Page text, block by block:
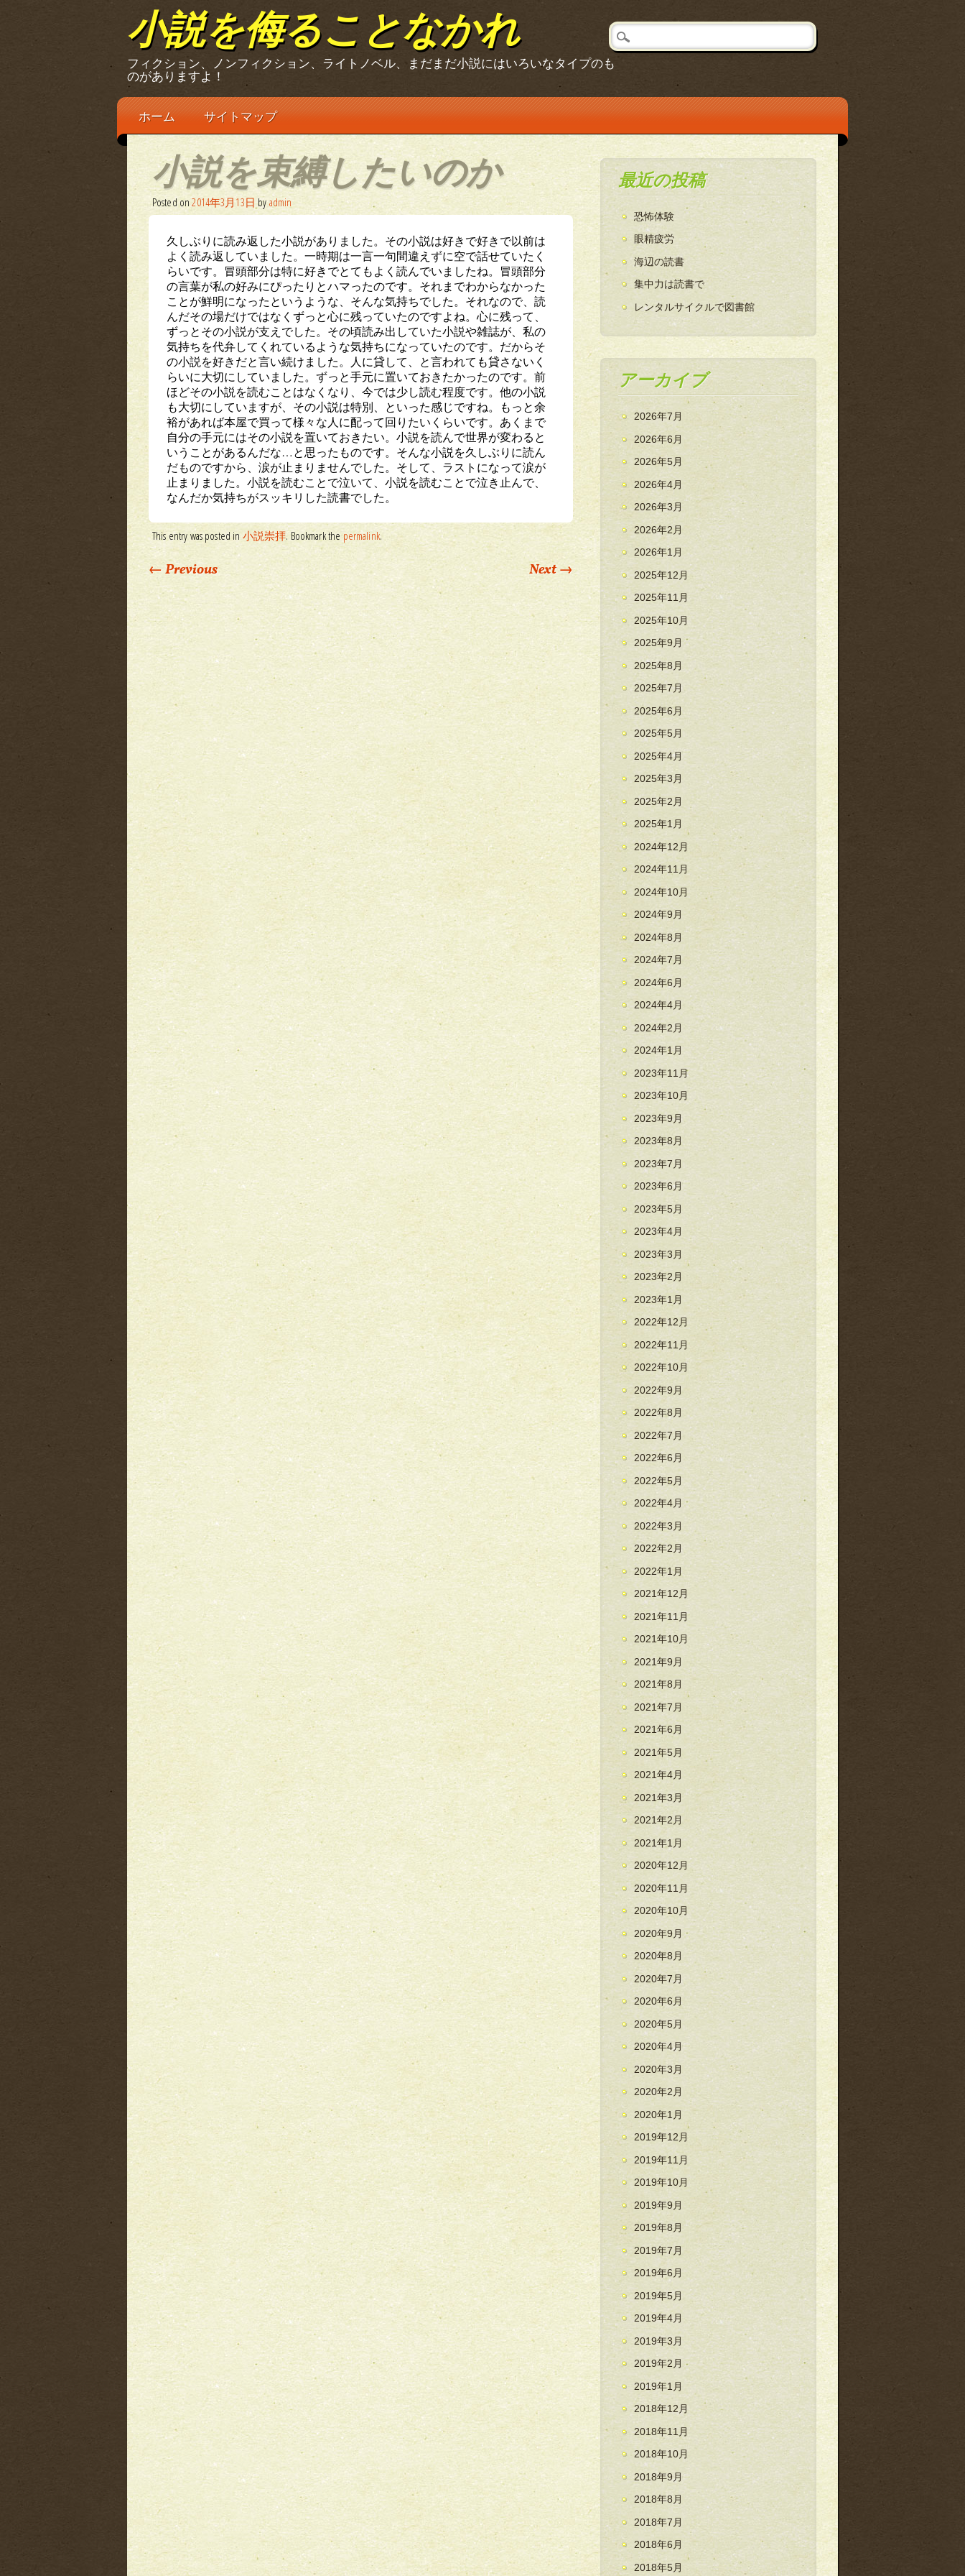
小説を侮ることなかれ
フィクション、ノンフィクション、ライトノベル、まだまだ小説にはいろいなタイプのも
のがありますよ！
Main menu
Skip
content
ホーム サイトマップ
小説を束縛したいのか
Posted on2014年3月13日 by admin
久しぶりに読み返した小説がありました。その小説は好きで好きで以前は
よく読み返していました。一時期は一言一句間違えずに空で話せていたく
らいです。冒頭部分は特に好きでとてもよく読んでいましたね。冒頭部分
の言葉が私の好みにぴったりとハマったのです。それまでわからなかった
ことが鮮明になったというような、そんな気持ちでした。それなので、読
んだその場だけではなくずっと心に残っていたのですよね。心に残って、
ずっとその小説が支えでした。その頃読み出していた小説や雑誌が、私の
気持ちを代弁してくれているような気持ちになっていたのです。だからそ
の小説を好きだと言い続けました。人に貸して、と言われても貸さないく
らいに大切にしていました。ずっと手元に置いておきたかったのです。前
ほどその小説を読むことはなくなり、今では少し読む程度です。他の小説
も大切にしていますが、その小説は特別、といった感じですね。もっと余
裕があれば本屋で買って様々な人に配って回りたいくらいです。あくまで
自分の手元にはその小説を置いておきたい。小説を読んで世界が変わると
いうことがあるんだな…と思ったものです。そんな小説を久しぶりに読ん
だものですから、涙が止まりませんでした。そして、ラストになって涙が
止まりました。小説を読むことで泣いて、小説を読むことで泣き止んで、
なんだか気持ちがスッキリした読書でした。
This entry was posted in 小説崇拝. Bookmark thepermalink.
Post navigation
←Previous Next→
最近の投稿
恐怖体験
眼精疲労
海辺の読書
集中力は読書で
レンタルサイクルで図書館
アーカイブ
2026年7月
2026年6月
2026年5月
2026年4月
2026年3月
2026年2月
2026年1月
2025年12月
2025年11月
2025年10月
2025年9月
2025年8月
2025年7月
2025年6月
2025年5月
2025年4月
2025年3月
2025年2月
2025年1月
2024年12月
2024年11月
2024年10月
2024年9月
2024年8月
2024年7月
2024年6月
2024年4月
2024年2月
2024年1月
2023年11月
2023年10月
2023年9月
2023年8月
2023年7月
2023年6月
2023年5月
2023年4月
2023年3月
2023年2月
2023年1月
2022年12月
2022年11月
2022年10月
2022年9月
2022年8月
2022年7月
2022年6月
2022年5月
2022年4月
2022年3月
2022年2月
2022年1月
2021年12月
2021年11月
2021年10月
2021年9月
2021年8月
2021年7月
2021年6月
2021年5月
2021年4月
2021年3月
2021年2月
2021年1月
2020年12月
2020年11月
2020年10月
2020年9月
2020年8月
2020年7月
2020年6月
2020年5月
2020年4月
2020年3月
2020年2月
2020年1月
2019年12月
2019年11月
2019年10月
2019年9月
2019年8月
2019年7月
2019年6月
2019年5月
2019年4月
2019年3月
2019年2月
2019年1月
2018年12月
2018年11月
2018年10月
2018年9月
2018年8月
2018年7月
2018年6月
2018年5月